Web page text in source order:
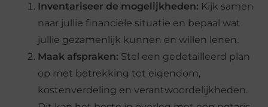
Inventariseer de mogelijkheden: Kijk samen
naar jullie financiële situatie en bepaal wat
jullie gezamenlijk kunnen en willen lenen.
Maak afspraken: Stel een gedetailleerd plan
op met betrekking tot eigendom,
kostenverdeling en verantwoordelijkheden.